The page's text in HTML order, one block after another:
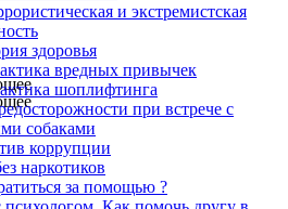
и экстремистская
здоровья
вредных привычек
шоплифтинга
при встрече с
собаками
коррупции
наркотиков
за помощью ?